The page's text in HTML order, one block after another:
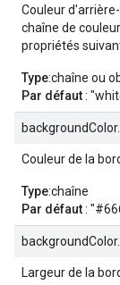
Couleur
chaîne de
propriétés
Type:chaîne ou
Par défaut:
Couleur de la
Type:chaîne
Par défaut:
Largeur de la